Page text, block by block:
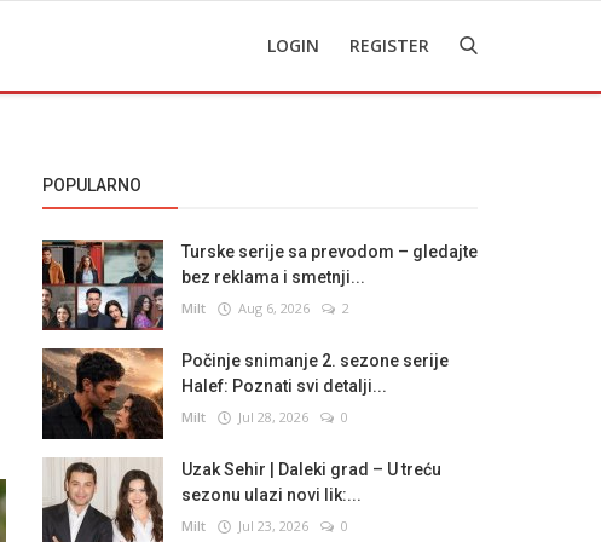
LOGIN REGISTER
POPULARNO
Turske serije sa prevodom – gledajte
bez reklama i smetnji...
Milt Aug 6, 2026 2
Počinje snimanje 2. sezone serije
Halef: Poznati svi detalji...
Milt Jul 28, 2026 0
Uzak Sehir | Daleki grad – U treću
sezonu ulazi novi lik:...
Milt Jul 23, 2026 0